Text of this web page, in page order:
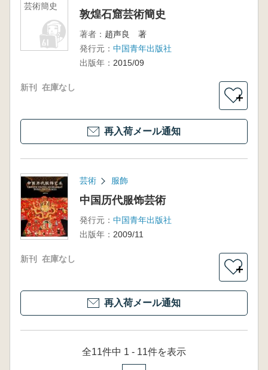
芸術簡史
敦煌石窟芸術簡史
著者： 趙声良 著
発行元： 中国青年出版社
出版年： 2015/09
新刊 在庫なし
＋
再入荷メール通知
芸術 服飾
中国历代服饰芸術
発行元： 中国青年出版社
出版年： 2009/11
新刊 在庫なし
＋
再入荷メール通知
全11件中 1 - 11件を表示